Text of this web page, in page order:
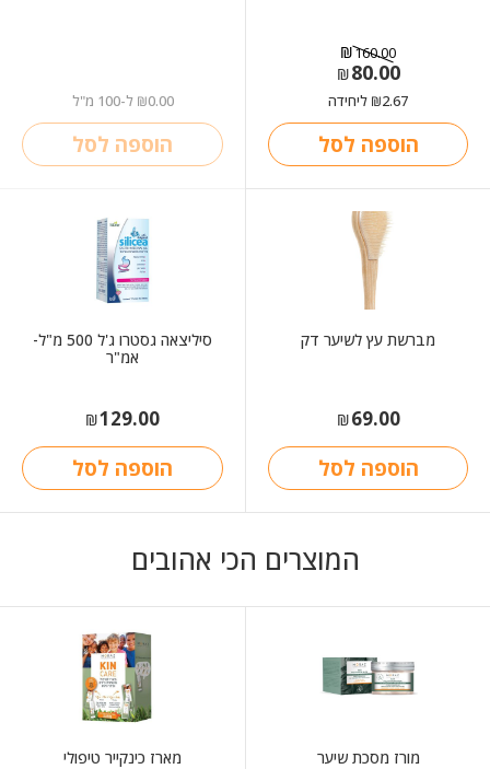
₪160.00
המחיר
המקורי
₪160.00.
₪80.00המחיר
הנוכחי
₪80.00.
₪2.67 ליחידה
הוספה לסל
₪0.00 ל-100 מ"ל
הוספה לסל
מברשת עץ לשיער דק
₪69.00
הוספה לסל
סיליצאה גסטרו ג'ל 500 מ"ל-
אמ"ר
₪129.00
הוספה לסל
המוצרים הכי אהובים
מורז מסכת שיער מארז כינקייר טיפולי